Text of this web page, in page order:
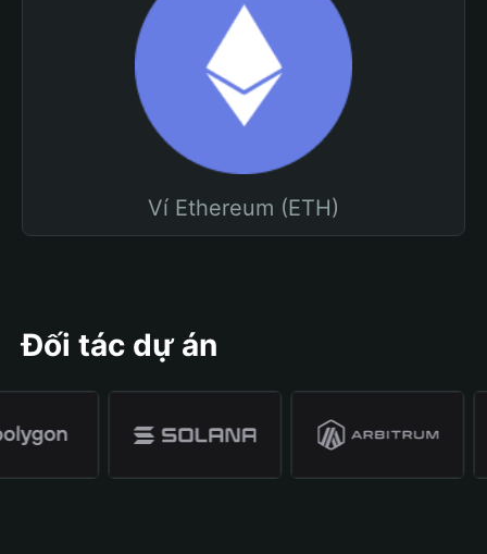
Ví Ethereum (ETH)
Đối tác dự án